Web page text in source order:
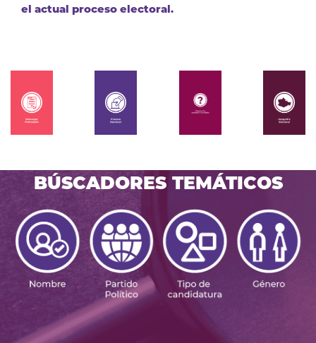
el actual proceso electoral.
BÚSCADORES TEMÁTICOS